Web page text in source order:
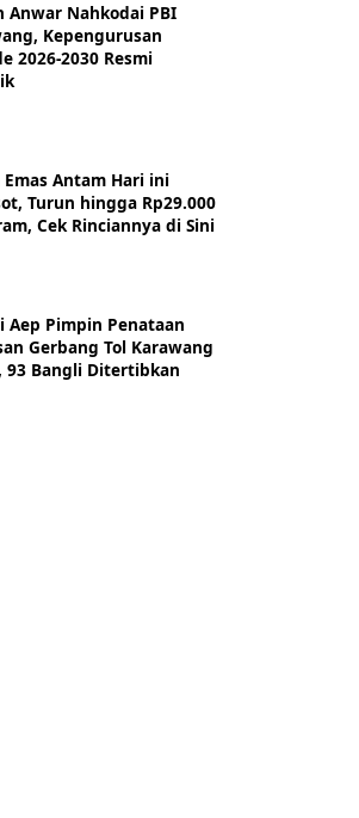
Anwar Nahkodai PBI
Kepengurusan
2026-2030 Resmi
Emas Antam Hari ini
Turun hingga Rp29.000
Cek Rinciannya di Sini
Aep Pimpin Penataan
Gerbang Tol Karawang
93 Bangli Ditertibkan